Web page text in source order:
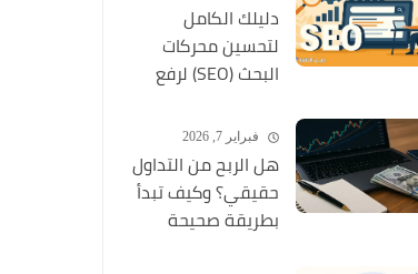
دليلك الكامل
لتحسين محركات
البحث (SEO) لرفع
الزوارفبراير 7, 2026
هل الربح من التداول
حقيقي؟ وكيف تبدأ
بطريقة صحيحة